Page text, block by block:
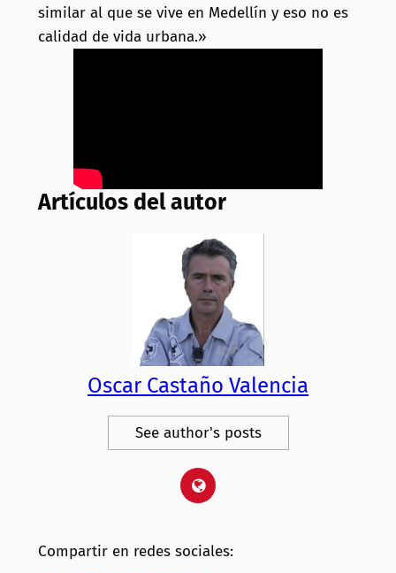
similar al que se vive en Medellín y eso no es
calidad de vida urbana.»
Artículos del autor
Oscar Castaño Valencia
See author's posts
Compartir en redes sociales: